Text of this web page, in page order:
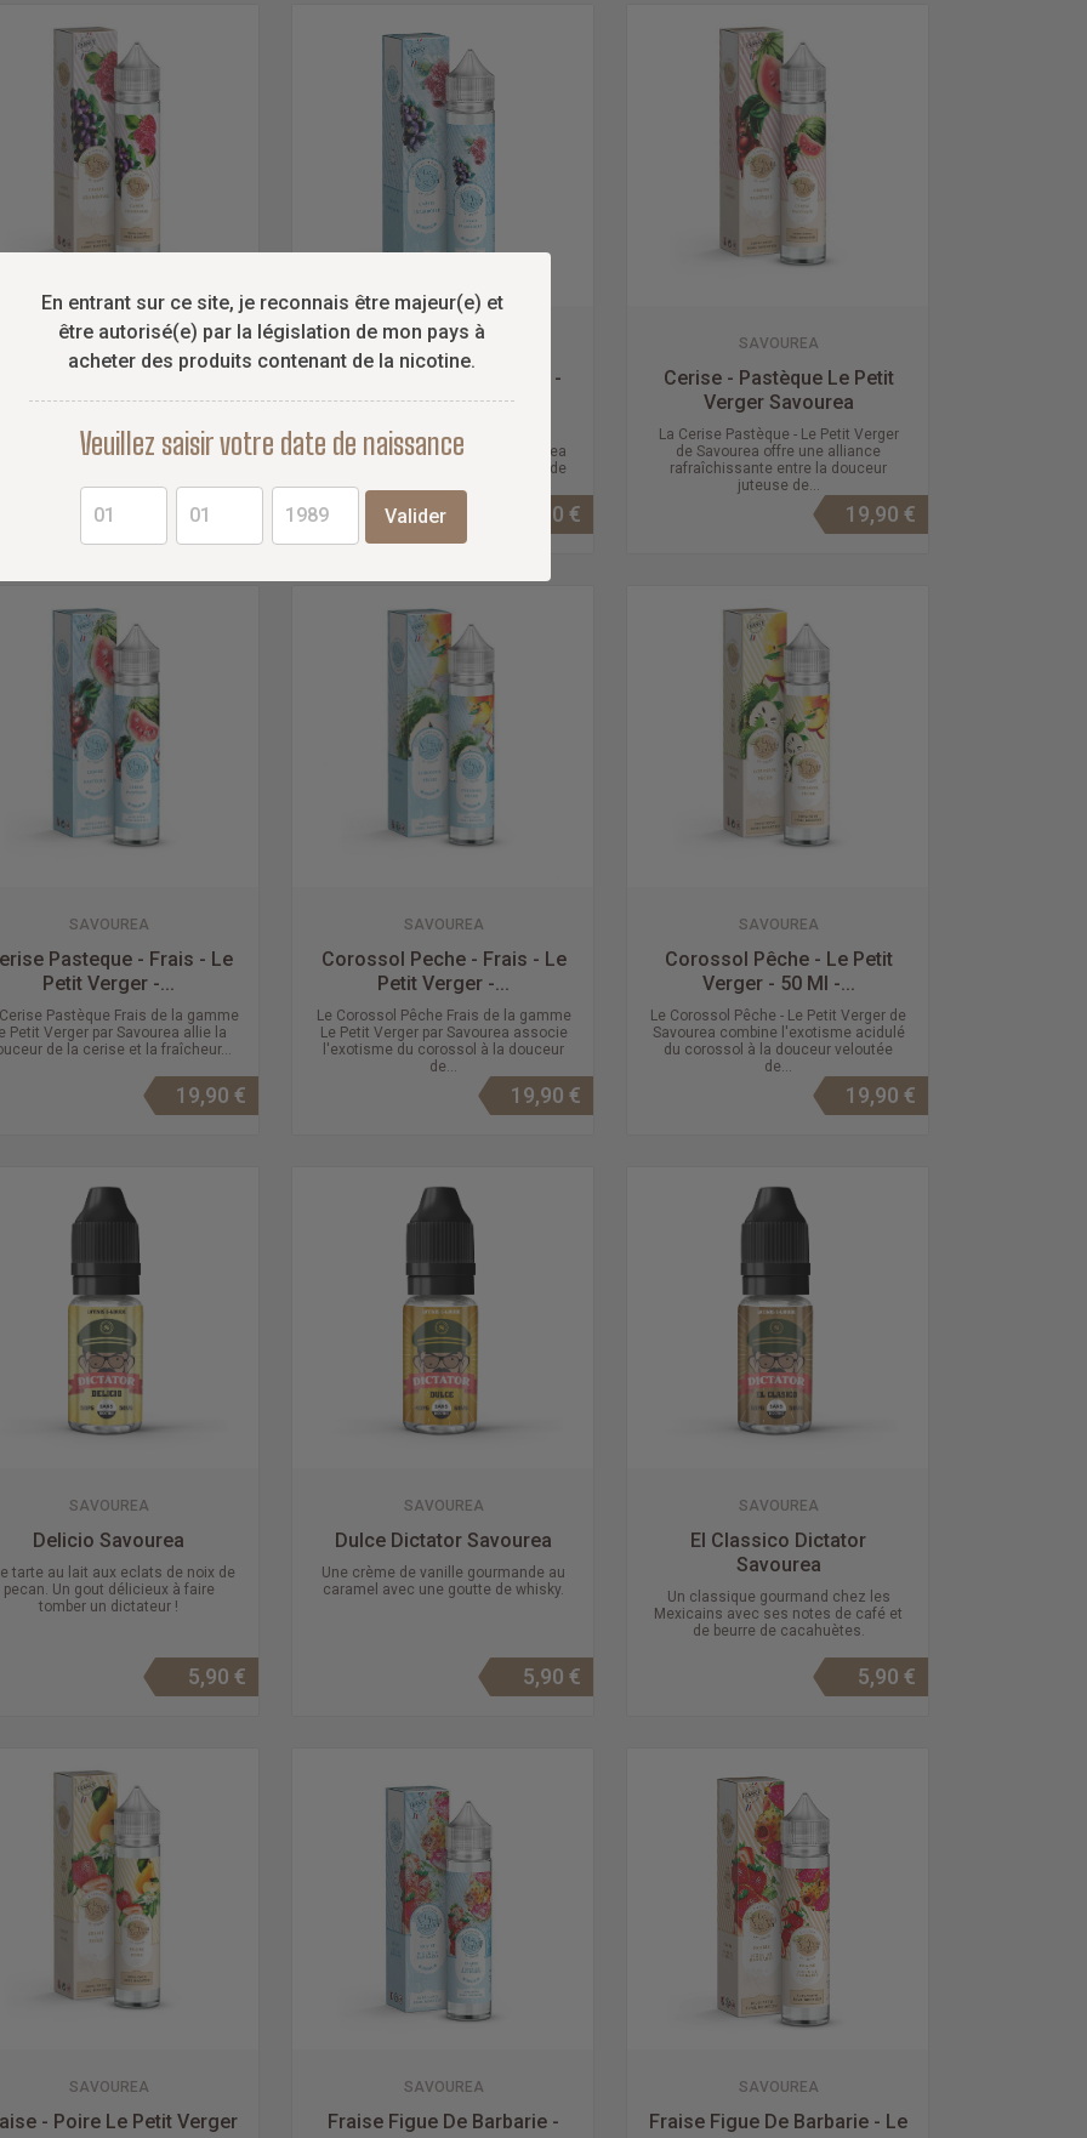
SAVOUREA
- Framboise Le Petit
Verger Savourea
Framboise - Le Petit Verger
Savourea, un duo fruité et intense
19,90 €
SAVOUREA
Cassis Framboise - Frais -
Le Petit Verger...
Le Cassis Framboise Frais de la
gamme Le Petit Verger par Savourea
offre un mélange fruité et acidulé de
19,90 €
SAVOUREA
Cerise - Pastèque Le Petit
Verger Savourea
La Cerise Pastèque - Le Petit Verger
de Savourea offre une alliance
rafraîchissante entre la douceur
juteuse de...
19,90 €
SAVOUREA
Pasteque - Frais - Le
Petit Verger -...
Pastèque Frais de la gamme
Petit Verger par Savourea allie la
de la cerise et la fraîcheur...
19,90 €
SAVOUREA
Corossol Peche - Frais - Le
Petit Verger -...
Le Corossol Pêche Frais de la gamme
Le Petit Verger par Savourea associe
l'exotisme du corossol à la douceur
de...
19,90 €
SAVOUREA
Corossol Pêche - Le Petit
Verger - 50 Ml -...
Le Corossol Pêche - Le Petit Verger de
Savourea combine l'exotisme acidulé
du corossol à la douceur veloutée
de...
19,90 €
SAVOUREA
Delicio Savourea
tarte au lait aux eclats de noix de
pecan. Un gout délicieux à faire
tomber un dictateur !
5,90 €
SAVOUREA
Dulce Dictator Savourea
Une crème de vanille gourmande au
caramel avec une goutte de whisky.
5,90 €
SAVOUREA
El Classico Dictator
Savourea
Un classique gourmand chez les
Mexicains avec ses notes de café et
de beurre de cacahuètes.
5,90 €
SAVOUREA
- Poire Le Petit Verger
SAVOUREA
Fraise Figue De Barbarie -
SAVOUREA
Fraise Figue De Barbarie - Le
En entrant sur ce site, je reconnais être majeur(e) et
être autorisé(e) par la législation de mon pays à
acheter des produits contenant de la nicotine.
Veuillez saisir votre date de naissance
Valider